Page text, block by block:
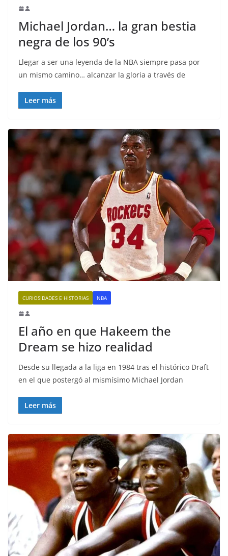
Michael Jordan… la gran bestia
negra de los 90’s
Llegar a ser una leyenda de la NBA siempre pasa por
un mismo camino… alcanzar la gloria a través de
Leer más
CURIOSIDADES E HISTORIAS NBA
El año en que Hakeem the
Dream se hizo realidad
Desde su llegada a la liga en 1984 tras el histórico Draft
en el que postergó al mismísimo Michael Jordan
Leer más